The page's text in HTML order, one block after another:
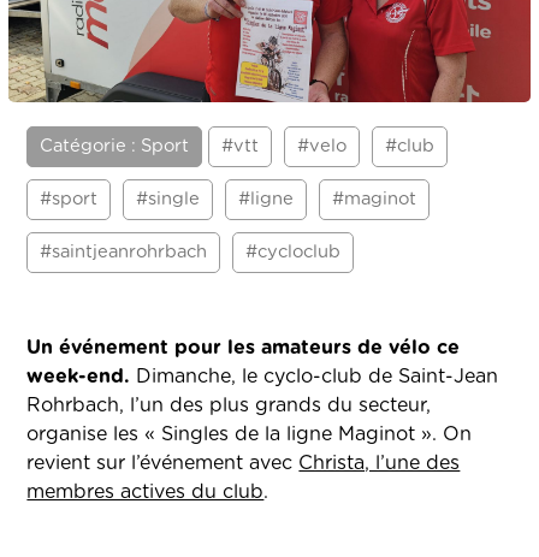
Catégorie : Sport #vtt #velo #club
#sport #single #ligne #maginot
#saintjeanrohrbach #cycloclub
Un événement pour les amateurs de vélo ce
week-end. Dimanche, le cyclo-club de Saint-Jean
Rohrbach, l’un des plus grands du secteur,
organise les « Singles de la ligne Maginot ». On
revient sur l’événement avec Christa, l’une des
membres actives du club.